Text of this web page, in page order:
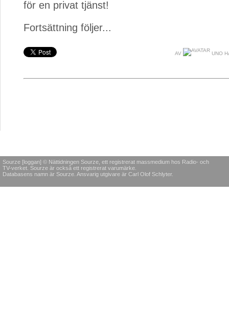
för en privat tjänst!
Fortsättning följer...
AV UNO
Sourze [loggan] © Nättidningen Sourze, ett registrerat massmedium hos Radio- och
TV-verket. Sourze är också ett registrerat varumärke.
Databasens namn är Sourze. Ansvarig utgivare är Carl Olof Schlyter.